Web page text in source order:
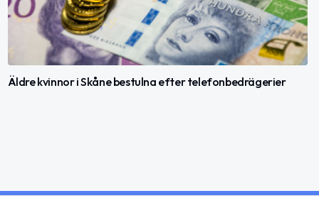
Äldre kvinnor i Skåne bestulna efter telefonbedrägerier